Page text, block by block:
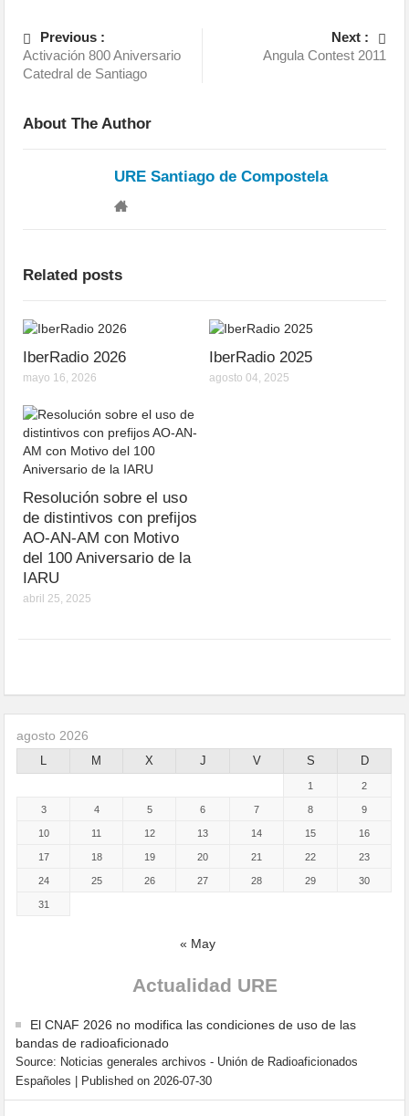
Previous :
Activación 800 Aniversario
Catedral de Santiago
Next :
Angula Contest 2011
About The Author
URE Santiago de Compostela
Related posts
IberRadio 2026
mayo 16, 2026
IberRadio 2025
agosto 04, 2025
Resolución sobre el uso
de distintivos con prefijos
AO-AN-AM con Motivo
del 100 Aniversario de la
IARU
abril 25, 2025
agosto 2026
L M X J V S D
1 2
3 4 5 6 7 8 9
10 11 12 13 14 15 16
17 18 19 20 21 22 23
24 25 26 27 28 29 30
31
« May
Actualidad URE
El CNAF 2026 no modifica las condiciones de uso de las
bandas de radioaficionado
Source: Noticias generales archivos - Unión de Radioaficionados
Españoles
Published on 2026-07-30